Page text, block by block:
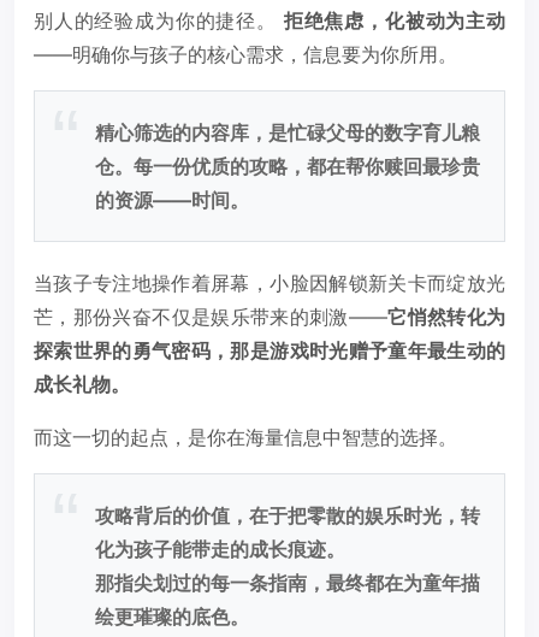
别人的经验成为你的捷径。 拒绝焦虑，化被动为主动
——明确你与孩子的核心需求，信息要为你所用。
精心筛选的内容库，是忙碌父母的数字育儿粮
仓。每一份优质的攻略，都在帮你赎回最珍贵
的资源——时间。
当孩子专注地操作着屏幕，小脸因解锁新关卡而绽放光
芒，那份兴奋不仅是娱乐带来的刺激——它悄然转化为
探索世界的勇气密码，那是游戏时光赠予童年最生动的
成长礼物。
而这一切的起点，是你在海量信息中智慧的选择。
攻略背后的价值，在于把零散的娱乐时光，转
化为孩子能带走的成长痕迹。
那指尖划过的每一条指南，最终都在为童年描
绘更璀璨的底色。